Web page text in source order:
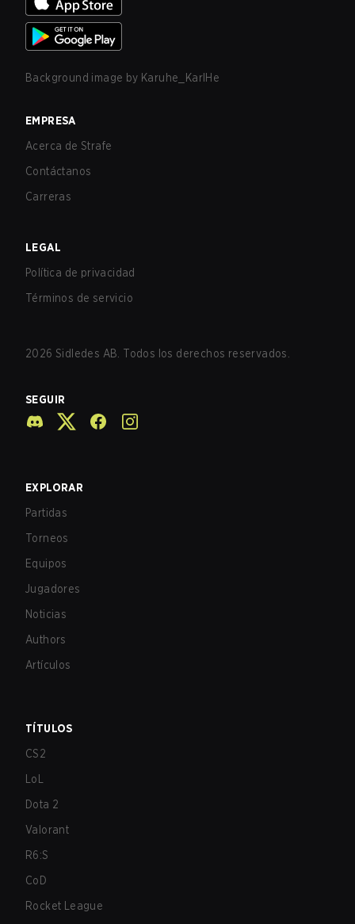
Background image by Karuhe_KarlHe
EMPRESA
Acerca de Strafe
Contáctanos
Carreras
LEGAL
Política de privacidad
Términos de servicio
2026 Sidledes AB. Todos los derechos reservados.
SEGUIR
EXPLORAR
Partidas
Torneos
Equipos
Jugadores
Noticias
Authors
Artículos
TÍTULOS
CS2
LoL
Dota 2
Valorant
R6:S
CoD
Rocket League